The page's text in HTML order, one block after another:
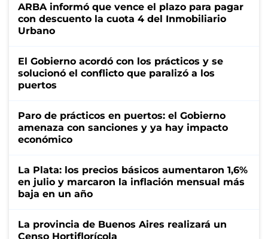
ARBA informó que vence el plazo para pagar
con descuento la cuota 4 del Inmobiliario
Urbano
El Gobierno acordó con los prácticos y se
solucionó el conflicto que paralizó a los
puertos
Paro de prácticos en puertos: el Gobierno
amenaza con sanciones y ya hay impacto
económico
La Plata: los precios básicos aumentaron 1,6%
en julio y marcaron la inflación mensual más
baja en un año
La provincia de Buenos Aires realizará un
Censo Hortiflorícola